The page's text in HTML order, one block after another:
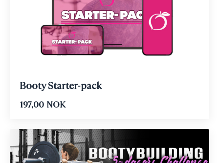
Booty Starter-pack
197,00 NOK